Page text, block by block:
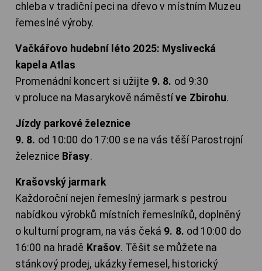
chleba v tradiční peci na dřevo v místním Muzeu
řemeslné výroby.
Vačkářovo hudební léto 2025: Myslivecká
kapela Atlas
Promenádní koncert si užijte 9. 8. od 9:30
v proluce na Masarykově náměstíve Zbirohu.
Jízdy parkové železnice
9. 8. od 10:00 do 17:00 se na vás těší Parostrojní
železnice Břasy.
Krašovský jarmark
Každoroční nejen řemeslný jarmark s pestrou
nabídkou výrobků místních řemeslníků, doplněný
o kulturní program, na vás čeká 9. 8. od 10:00 do
16:00 na hradě Krašov. Těšit se můžete na
stánkový prodej, ukázky řemesel, historický